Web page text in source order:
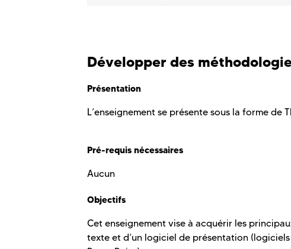
Développer des
Présentation
L’enseignement se présente sous la forme de
Pré-requis nécessaires
Aucun
Objectifs
Cet enseignement vise à acquérir les
texte et d’un logiciel de présentation